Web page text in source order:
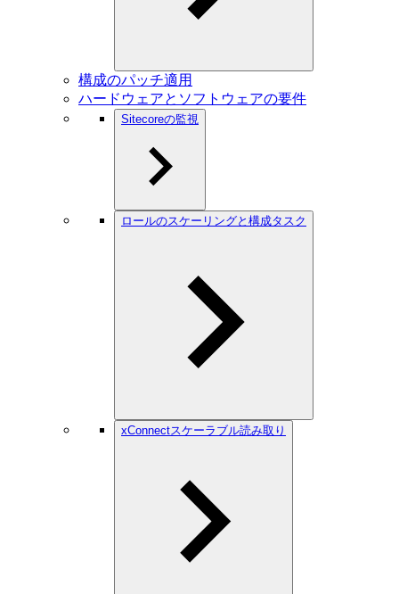
構成のパッチ適用
ハードウェアとソフトウェアの要件
Sitecoreの監視
ロールのスケーリングと構成タスク
xConnectスケーラブル読み取り